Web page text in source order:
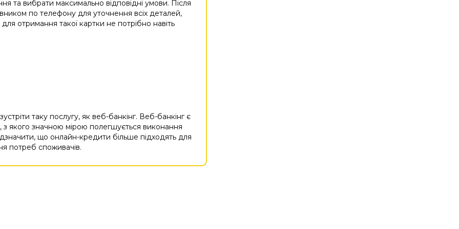
та вибрати максимально відповідні умови. Після
по телефону для уточнення всіх деталей,
отримання такої картки не потрібно навіть
таку послугу, як веб-банкінг. Веб-банкінг є
якого значною мірою полегшується виконання
що онлайн-кредити більше підходять для
потреб споживачів.